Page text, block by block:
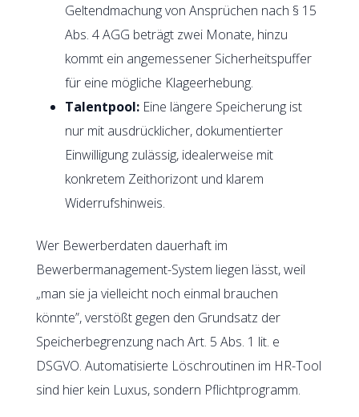
Geltendmachung von Ansprüchen nach § 15
Abs. 4 AGG beträgt zwei Monate, hinzu
kommt ein angemessener Sicherheitspuffer
für eine mögliche Klageerhebung.
Talentpool:Eine längere Speicherung ist
nur mit ausdrücklicher, dokumentierter
Einwilligung zulässig, idealerweise mit
konkretem Zeithorizont und klarem
Widerrufshinweis.
Wer Bewerberdaten dauerhaft im
Bewerbermanagement-System liegen lässt, weil
„man sie ja vielleicht noch einmal brauchen
könnte”, verstößt gegen den Grundsatz der
Speicherbegrenzung nach Art. 5 Abs. 1 lit. e
DSGVO. Automatisierte Löschroutinen im HR-Tool
sind hier kein Luxus, sondern Pflichtprogramm.